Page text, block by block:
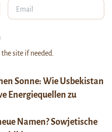
Sonne: Wie Usbekistan
Energiequellen zu
Namen? Sowjetische
site if needed.